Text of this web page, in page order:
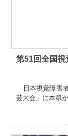
第51回全国視
日本視覚障害
芸大会」に本県